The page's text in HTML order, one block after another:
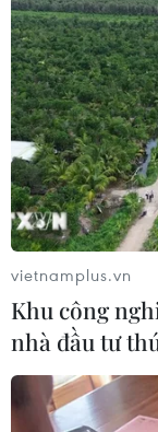
#tin tức mới nhất
#tin tức mới nhất
#tin tức hot
#an ninh nghệ
#bản tin thời sự
#tội phạm hình
#phạm pháp
#an ninh xã hội
#Plus
Nga
Theo dõi
vietnamplus.vn
Khu công
nhà đầu tư